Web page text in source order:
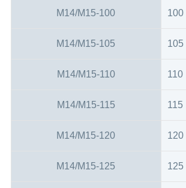
M14/M15-100 100
M14/M15-105 105
M14/M15-110 110
M14/M15-115 115
M14/M15-120 120
M14/M15-125 125